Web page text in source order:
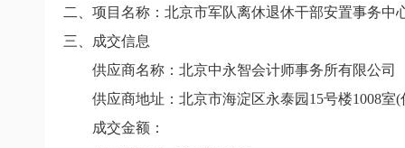
二、项目名称：北京市军队离休退休干部安置事务中
三、成交信息
供应商名称： 北京中永智会计师事务所有限公司
供应商地址：北京市海淀区永泰园 15号楼1008室(
成交金额：